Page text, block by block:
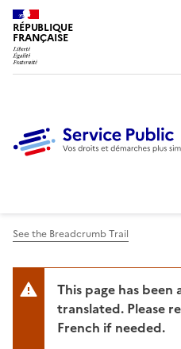
RÉPUBLIQUE
FRANÇAISE
See the Breadcrumb Trail
This page has been automatically
translated. Please
French if needed.